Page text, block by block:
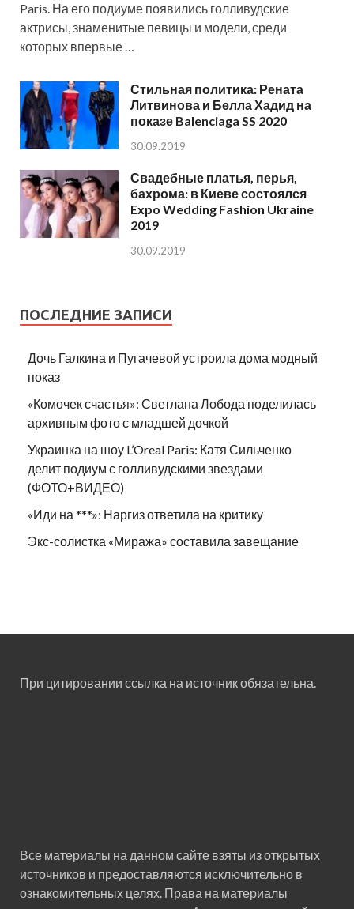
Paris. На его подиуме появились голливудские
актрисы, знаменитые певицы и модели, среди
которых впервые …
Стильная политика: Рената
Литвинова и Белла Хадид на
показе Balenciaga SS 2020
30.09.2019
Свадебные платья, перья,
бахрома: в Киеве состоялся
Expo Wedding Fashion Ukraine
2019
30.09.2019
ПОСЛЕДНИЕ ЗАПИСИ
Дочь Галкина и Пугачевой устроила дома модный
показ
«Комочек счастья»: Светлана Лобода поделилась
архивным фото с младшей дочкой
Украинка на шоу L’Oreal Paris: Катя Сильченко
делит подиум с голливудскими звездами
(ФОТО+ВИДЕО)
«Иди на ***»: Наргиз ответила на критику
Экс-солистка «Миража» составила завещание
При цитировании ссылка на источник обязательна.
Все материалы на данном сайте взяты из открытых
источников и предоставляются исключительно в
ознакомительных целях. Права на материалы